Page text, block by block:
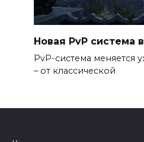
Новая PvP система
PvP-система меняется
– от классической